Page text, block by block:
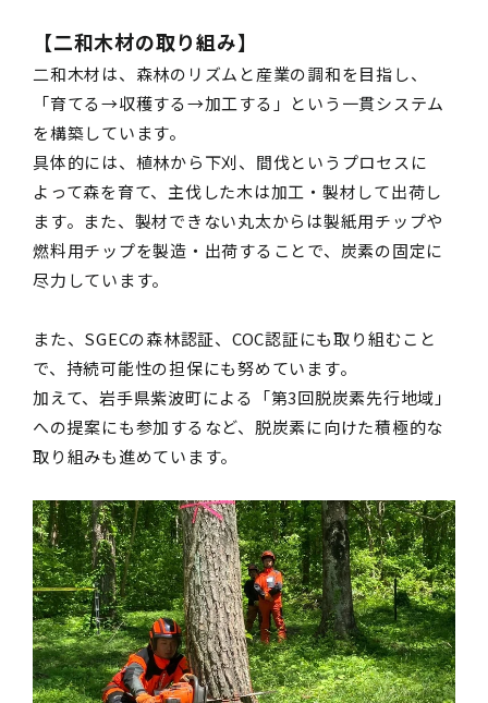
【二和木材の取り組み】
二和木材は、森林のリズムと産業の調和を目指し、
「育てる→収穫する→加工する」という一貫システム
を構築しています。
具体的には、植林から下刈、間伐というプロセスに
よって森を育て、主伐した木は加工・製材して出荷し
ます。また、製材できない丸太からは製紙用チップや
燃料用チップを製造・出荷することで、炭素の固定に
尽力しています。
また、SGECの森林認証、COC認証にも取り組むこと
で、持続可能性の担保にも努めています。
加えて、岩手県紫波町による「第3回脱炭素先行地域」
への提案にも参加するなど、脱炭素に向けた積極的な
取り組みも進めています。